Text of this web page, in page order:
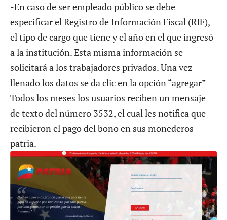
-En caso de ser empleado público se debe
especificar el Registro de Información Fiscal (RIF),
el tipo de cargo que tiene y el año en el que ingresó
a la institución. Esta misma información se
solicitará a los trabajadores privados. Una vez
llenado los datos se da clic en la opción “agregar”
Todos los meses los usuarios reciben un mensaje
de texto del número 3532, el cual les notifica que
recibieron el pago del bono en sus monederos
patria.